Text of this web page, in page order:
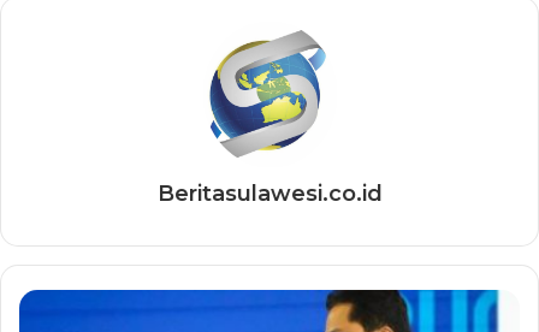
Beritasulawesi.co.id